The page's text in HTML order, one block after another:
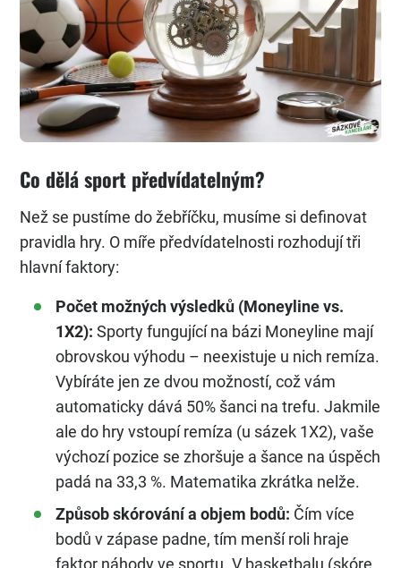
Co dělá sport předvídatelným?
Než se pustíme do žebříčku, musíme si definovat
pravidla hry. O míře předvídatelnosti rozhodují tři
hlavní faktory:
Počet možných výsledků (Moneyline vs.
1X2): Sporty fungující na bázi Moneyline mají
obrovskou výhodu – neexistuje u nich remíza.
Vybíráte jen ze dvou možností, což vám
automaticky dává 50% šanci na trefu. Jakmile
ale do hry vstoupí remíza (u sázek 1X2), vaše
výchozí pozice se zhoršuje a šance na úspěch
padá na 33,3 %. Matematika zkrátka nelže.
Způsob skórování a objem bodů: Čím více
bodů v zápase padne, tím menší roli hraje
faktor náhody ve sportu. V basketbalu (skóre